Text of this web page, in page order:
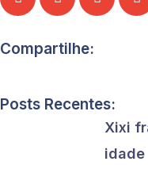
Compartilhe:
Posts Recentes:
Xixi
idade